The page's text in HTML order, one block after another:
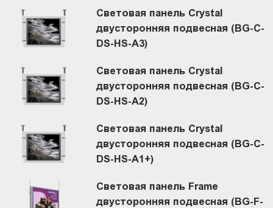
Световая панель Crystal
двусторонняя подвесная (BG-C-
DS-HS-A3)
Световая панель Crystal
двусторонняя подвесная (BG-C-
DS-HS-A2)
Световая панель Crystal
двусторонняя подвесная (BG-C-
DS-HS-A1+)
Световая панель Frame
двусторонняя подвесная (BG-F-